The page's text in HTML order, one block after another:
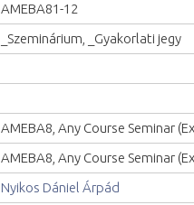
AMEBA81-12
_Szeminárium, _Gyakorlati jegy
AMEBA8, Any Course Seminar
AMEBA8, Any Course Seminar
Nyikos Dániel Árpád